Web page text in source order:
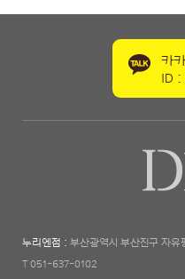
카
ID
누리엔점 : 부산광역시 부산진구 자유
T 051-637-0102